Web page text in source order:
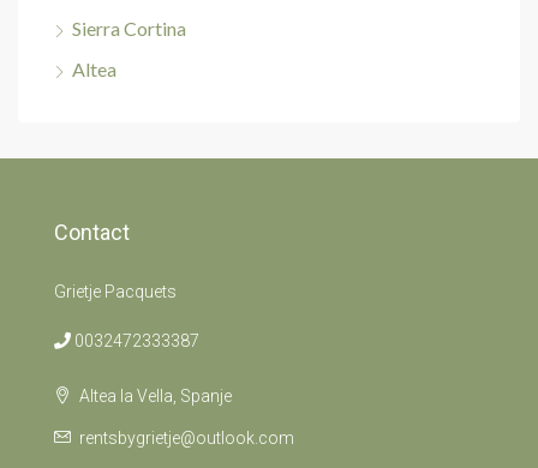
Sierra Cortina
Altea
Contact
Grietje Pacquets
0032472333387
Altea la Vella, Spanje
rentsbygrietje@outlook.com